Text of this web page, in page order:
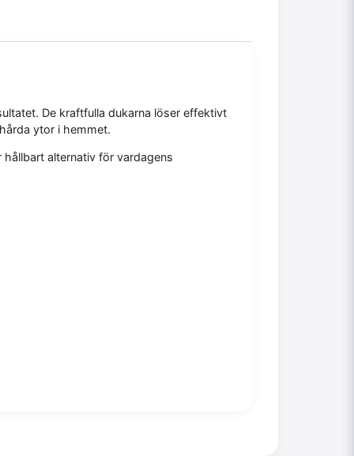
De kraftfulla dukarna löser effektivt
ytor i hemmet.
alternativ för vardagens